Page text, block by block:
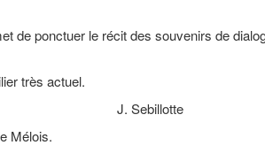
de ponctuer le récit des souvenirs de
très actuel.
Mélois.